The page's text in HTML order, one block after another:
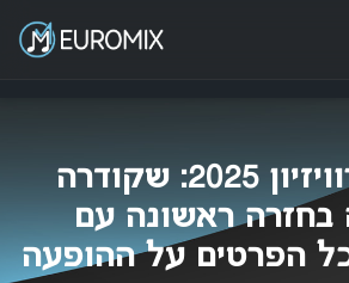
בישראל
אלבניה באירוויזיון 2025: שקודרה
בחזרה ראשונה עם